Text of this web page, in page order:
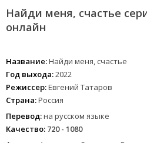
Найди меня, счастье
онлайн
Название:Найди меня, счастье
Год выхода:2022
Режиссер:Евгений Татаров
Страна:Россия
Перевод:на русском языке
Качество: 720 - 1080